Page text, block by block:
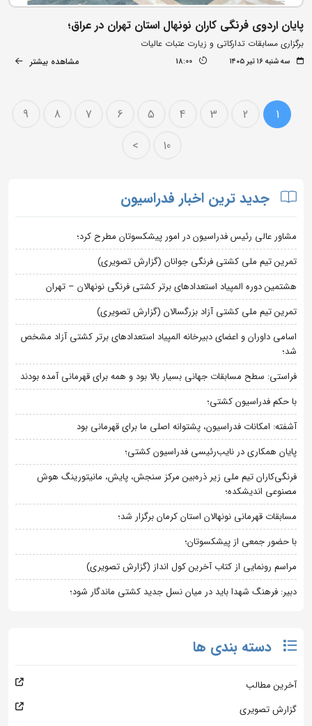
پایان اردوی فرنگی کاران نونهال استان تهران در عراق؛
برگزاری مسابقات تدارکاتی و زیارت عتبات عالیات
سه شنبه ۱۶ تیر ۱۴۰۵ 18:00 مشاهده بیشتر
1
2
3
4
5
6
7
8
9
10
>
جدید ترین اخبار فدراسیون
مشاور عالی رئیس فدراسیون در امور پیشکسوتان مطرح کرد؛
تمرین تیم ملی کشتی فرنگی جوانان (گزارش تصویری)
هشتمین دوره المپیاد استعدادهای برتر کشتی فرنگی نونهالان – تهران
تمرین تیم ملی کشتی آزاد بزرگسالان (گزارش تصویری)
اسامی داوران و اعضای دبیرخانه المپیاد استعدادهای برتر کشتی آزاد مشخص
شد؛
فراستی: سطح مسابقات جهانی بسیار بالا بود و همه برای قهرمانی آمده بودند
با حکم فدراسیون کشتی؛
آشفته: امکانات فدراسیون، پشتوانه اصلی ما برای قهرمانی بود
پایان همکاری در نایب‌رئیسی فدراسیون کشتی؛
فرنگی‌کاران تیم ملی زیر ذره‌بین مرکز سنجش، پایش، مانیتورینگ هوش
مصنوعی اندیشکده؛
مسابقات قهرمانی نونهالان استان کرمان برگزار شد؛
با حضور جمعی از پیشکسوتان؛
مراسم رونمایی از کتاب آخرین کول انداز (گزارش تصویری)
دبیر: فرهنگ شهدا باید در میان نسل جدید کشتی ماندگار شود؛
دسته بندی ها
آخرین مطالب
گزارش تصویری